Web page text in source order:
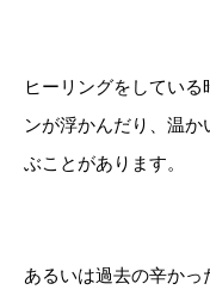
ヒーリングをしてい
ンが浮かんだり、温
ぶことがあります。
あるいは過去の辛かっ